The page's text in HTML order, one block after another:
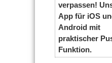
verpassen!
App für iOS
Android mit
praktischer
Funktion.